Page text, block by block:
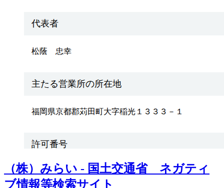
（株）みらい - 国土交通省 ネガティ
ブ情報等検索サイト